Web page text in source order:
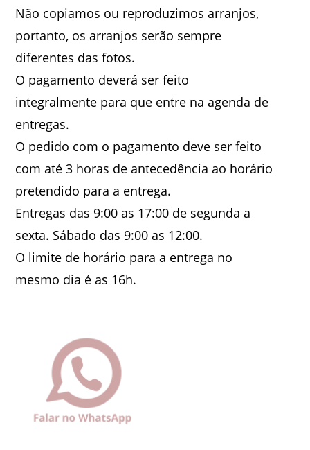
Não copiamos ou reproduzimos arranjos,
portanto, os arranjos serão sempre
diferentes das fotos.
O pagamento deverá ser feito
integralmente para que entre na agenda de
entregas.
O pedido com o pagamento deve ser feito
com até 3 horas de antecedência ao horário
pretendido para a entrega.
Entregas das 9:00 as 17:00 de segunda a
sexta. Sábado das 9:00 as 12:00.
O limite de horário para a entrega no
mesmo dia é as 16h.